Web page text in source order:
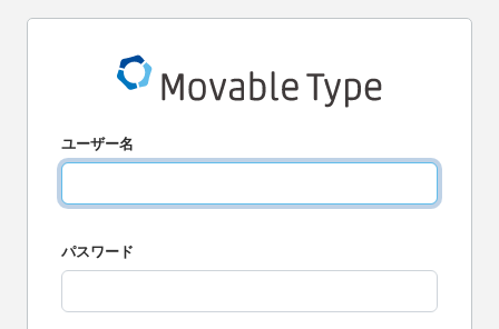
ユーザー名
パスワード